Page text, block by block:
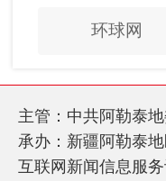
环球网
主管：中共阿勒泰
承办：新疆阿勒泰
互联网新闻信息服务